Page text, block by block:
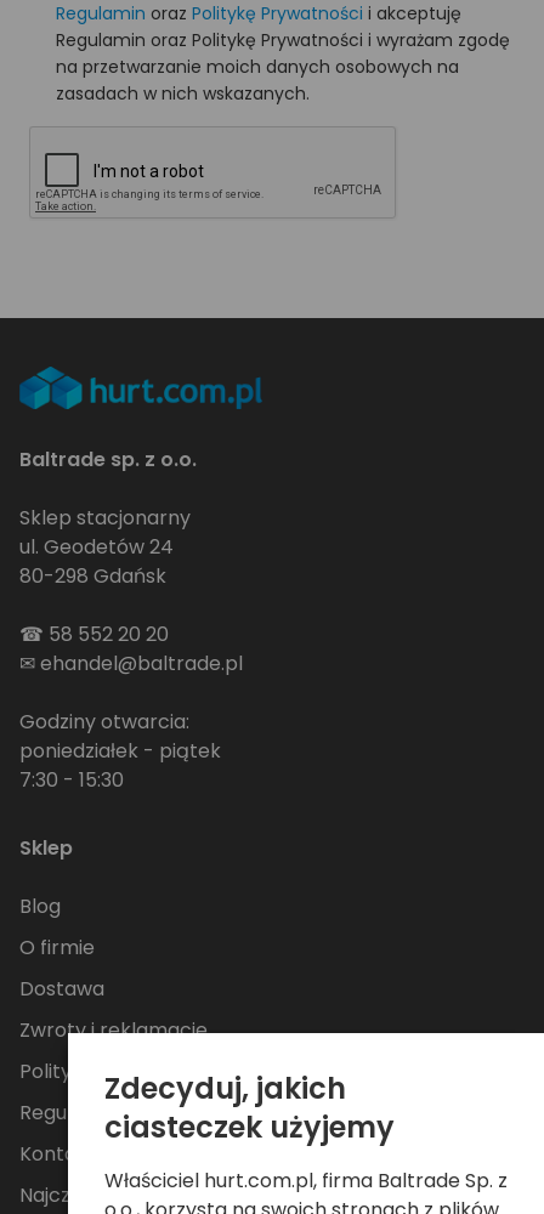
Regulamin oraz Politykę Prywatności i akceptuję
Regulamin oraz Politykę Prywatności i wyrażam zgodę
na przetwarzanie moich danych osobowych na
zasadach w nich wskazanych.
Baltrade sp. z o.o.
Sklep stacjonarny
ul. Geodetów 24
80-298 Gdańsk
☎ 58 552 20 20
✉ehandel@baltrade.pl
Godziny otwarcia:
poniedziałek - piątek
7:30 - 15:30
Sklep
Blog
O firmie
Dostawa
Zwroty i reklamacje
Polityka Prywatności
Regulamin
Kontakt
Najczęściej zadawane pytania
Zdecyduj, jakich
ciasteczek użyjemy
Właściciel hurt.com.pl, firma Baltrade Sp. z